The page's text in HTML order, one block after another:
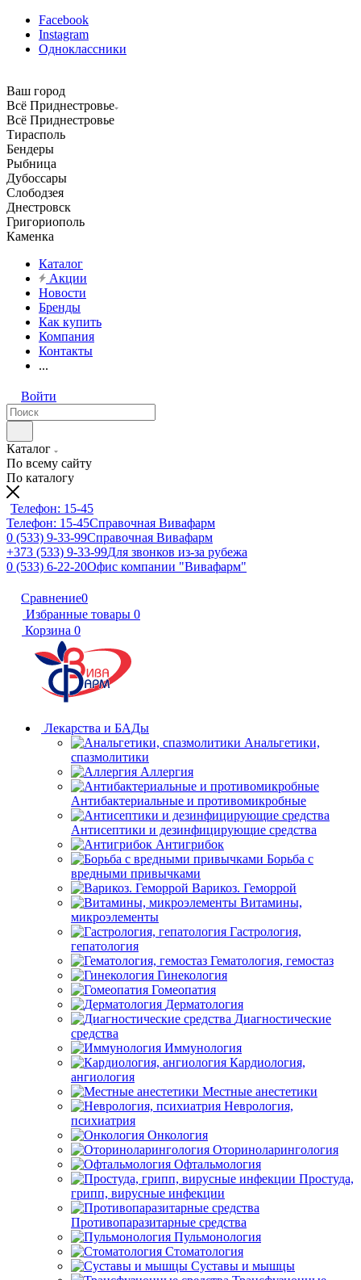
Facebook
Instagram
Одноклассники
Ваш город
Всё Приднестровье
Всё Приднестровье
Тирасполь
Бендеры
Рыбница
Дубоссары
Слободзея
Днестровск
Григориополь
Каменка
Каталог
Акции
Новости
Бренды
Как купить
Компания
Контакты
...
Войти
Каталог
По всему сайту
По каталогу
Телефон: 15-45
Телефон: 15-45Справочная Вивафарм
0 (533) 9-33-99Справочная Вивафарм
+373 (533) 9-33-99Для звонков из-за рубежа
0 (533) 6-22-20Офис компании "Вивафарм"
Сравнение0
Избранные товары 0
Корзина 0
Лекарства и БАДы
Анальгетики,
спазмолитики
Аллергия
Антибактериальные и противомикробные
Антисептики и дезинфицирующие средства
Антигрибок
Борьба с
вредными привычками
Варикоз. Геморрой
Витамины,
микроэлементы
Гастрология,
гепатология
Гематология, гемостаз
Гинекология
Гомеопатия
Дерматология
Диагностические
средства
Иммунология
Кардиология,
ангиология
Местные анестетики
Неврология,
психиатрия
Онкология
Оториноларингология
Офтальмология
Простуда,
грипп, вирусные инфекции
Противопаразитарные средства
Пульмонология
Стоматология
Суставы и мышцы